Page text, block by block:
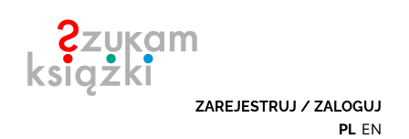
ZAREJESTRUJ / ZALOGUJ
PL EN